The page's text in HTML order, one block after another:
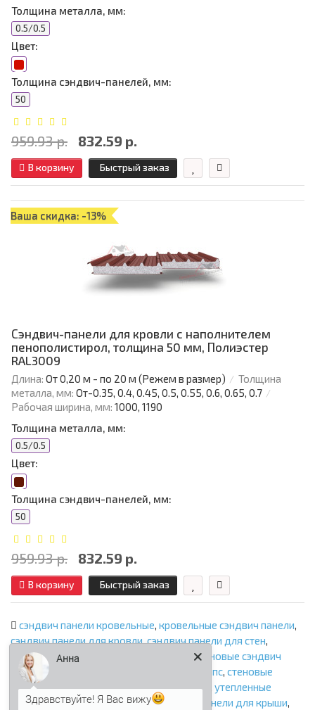
Толщина металла, мм:
0.5/0.5
Цвет:
Толщина сэндвич-панелей, мм:
50
959.93 р. 832.59 р.
В корзину Быстрый заказ
Ваша скидка: -13%
Сэндвич-панели для кровли с наполнителем
пенополистирол, толщина 50 мм, Полиэстер
RAL3009
Длина: От 0,20 м - по 20 м (Режем в размер)
Толщина
металла, мм: От-0.35, 0.4, 0.45, 0.5, 0.55, 0.6, 0.65, 0.7
Рабочая ширина, мм: 1000, 1190
Толщина металла, мм:
0.5/0.5
Цвет:
Толщина сэндвич-панелей, мм:
50
959.93 р. 832.59 р.
В корзину Быстрый заказ
сэндвич панели кровельные, кровельные сэндвич панели,
сэндвич панели для кровли,сэндвич панели для стен,
стеновые сэндвич панели с минватой
стеновые сэндвич
панели с ппу
стеновые сэндвич панели с ппс, стеновые
сэндвич панели с пир,кровельные панели
утепленные
панели,панели с утеплителем,сэндвич панели для крыши,
Анна
Здравствуйте! Я Вас вижу